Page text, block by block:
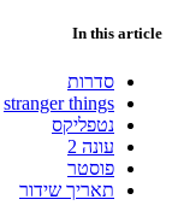
In this article
סדרות
stranger things
נטפליקס
עונה 2
פוסטר
תאריך שידור